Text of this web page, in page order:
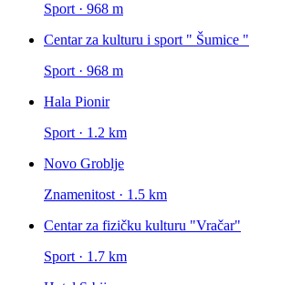
Sport · 968 m
Centar za kulturu i sport " Šumice "
Sport · 968 m
Hala Pionir
Sport · 1.2 km
Novo Groblje
Znamenitost · 1.5 km
Centar za fizičku kulturu "Vračar"
Sport · 1.7 km